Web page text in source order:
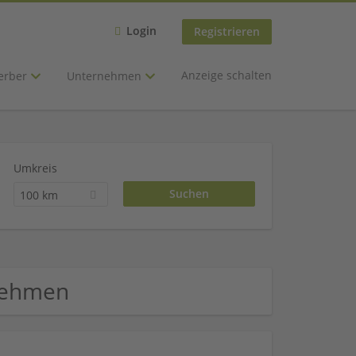
Login Registrieren
Unternehmen Anzeige schalten
Umkreis
100 km